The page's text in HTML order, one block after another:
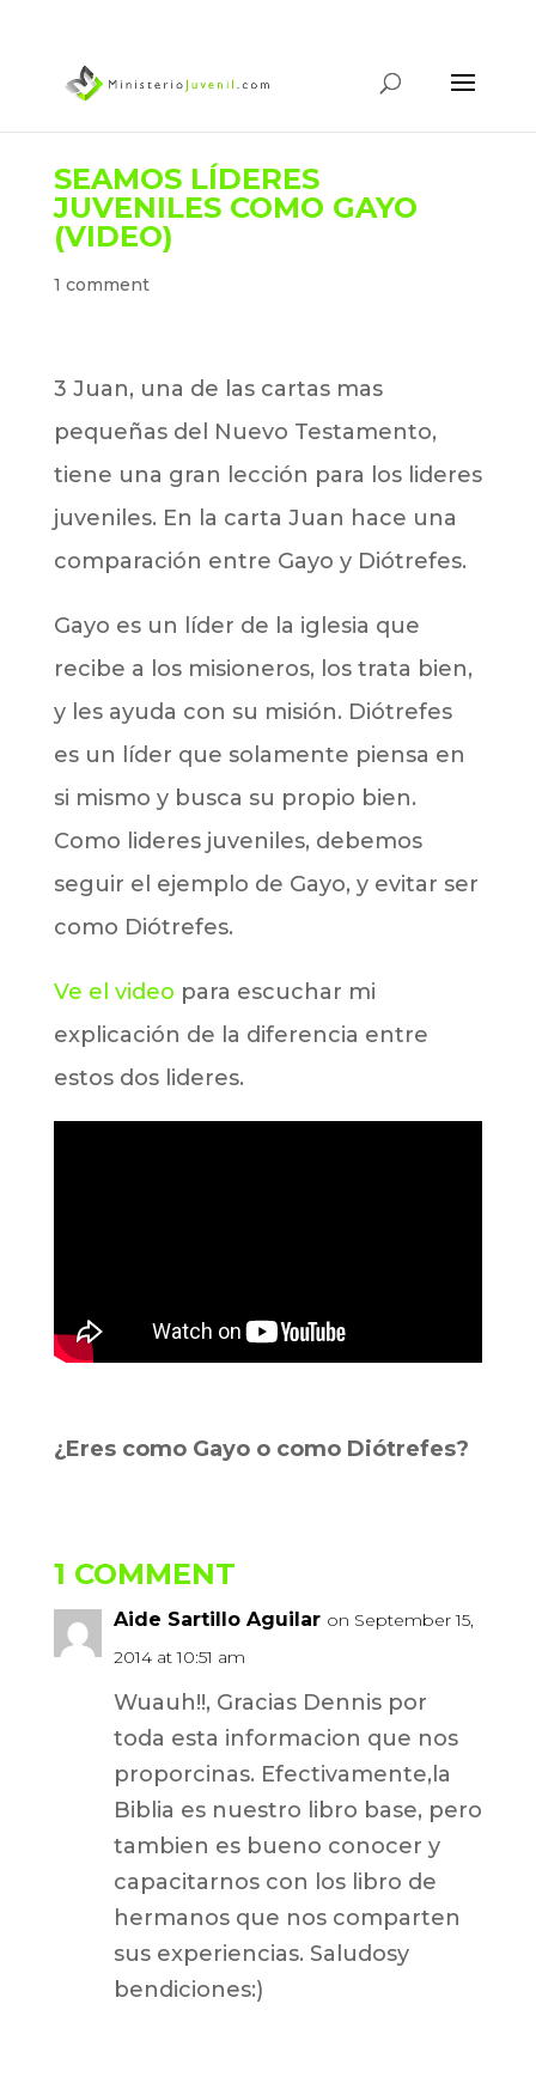
SEAMOS LÍDERES
JUVENILES COMO GAYO
(VIDEO)
1 comment
3 Juan, una de las cartas mas
pequeñas del Nuevo Testamento,
tiene una gran lección para los lideres
juveniles. En la carta Juan hace una
comparación entre Gayo y Diótrefes.
Gayo es un líder de la iglesia que
recibe a los misioneros, los trata bien,
y les ayuda con su misión. Diótrefes
es un líder que solamente piensa en
si mismo y busca su propio bien.
Como lideres juveniles, debemos
seguir el ejemplo de Gayo, y evitar ser
como Diótrefes.
Ve el video para escuchar mi
explicación de la diferencia entre
estos dos lideres.
¿Eres como Gayo o como Diótrefes?
1 COMMENT
Aide Sartillo Aguilar on September 15,
2014 at 10:51 am
Wuauh!!, Gracias Dennis por
toda esta informacion que nos
proporcinas. Efectivamente,la
Biblia es nuestro libro base, pero
tambien es bueno conocer y
capacitarnos con los libro de
hermanos que nos comparten
sus experiencias. Saludosy
bendiciones:)